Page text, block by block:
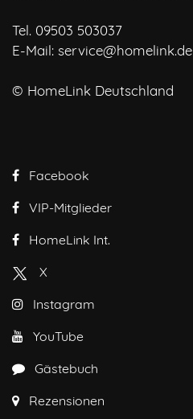
Tel. 09503 503037
E-Mail: service@homelink.de
© HomeLink Deutschland
Facebook
VIP-Mitglieder
HomeLink Int.
X
Instagram
YouTube
Gästebuch
Rezensionen